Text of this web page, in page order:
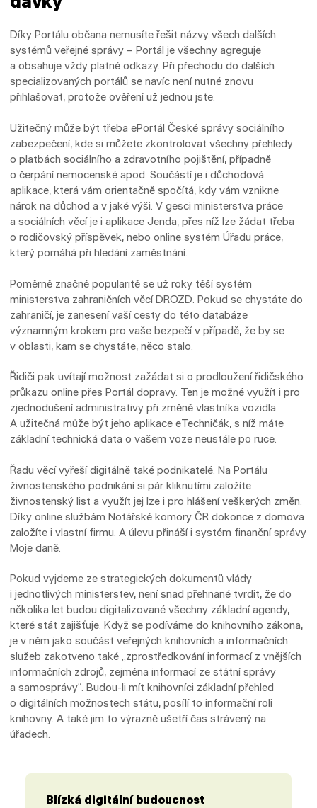
Díky Portálu občana nemusíte řešit názvy všech dalších
systémů veřejné správy – Portál je všechny agreguje
a obsahuje vždy platné odkazy. Při přechodu do dalších
specializovaných portálů se navíc není nutné znovu
přihlašovat, protože ověření už jednou jste.
Užitečný může být třeba ePortál České správy sociálního
zabezpečení, kde si můžete zkontrolovat všechny přehledy
o platbách sociálního a zdravotního pojištění, případně
o čerpání nemocenské apod. Součástí je i důchodová
aplikace, která vám orientačně spočítá, kdy vám vznikne
nárok na důchod a v jaké výši. V gesci ministerstva práce
a sociálních věcí je i aplikace Jenda, přes níž lze žádat třeba
o rodičovský příspěvek, nebo online systém Úřadu práce,
který pomáhá při hledání zaměstnání.
Poměrně značné popularitě se už roky těší systém
ministerstva zahraničních věcí DROZD. Pokud se chystáte do
zahraničí, je zanesení vaší cesty do této databáze
významným krokem pro vaše bezpečí v případě, že by se
v oblasti, kam se chystáte, něco stalo.
Řidiči pak uvítají možnost zažádat si o prodloužení řidičského
průkazu online přes Portál dopravy. Ten je možné využít i pro
zjednodušení administrativy při změně vlastníka vozidla.
A užitečná může být jeho aplikace eTechničák, s níž máte
základní technická data o vašem voze neustále po ruce.
Řadu věcí vyřeší digitálně také podnikatelé. Na Portálu
živnostenského podnikání si pár kliknutími založíte
živnostenský list a využít jej lze i pro hlášení veškerých změn.
Díky online službám Notářské komory ČR dokonce z domova
založíte i vlastní firmu. A úlevu přináší i systém finanční správy
Moje daně.
Pokud vyjdeme ze strategických dokumentů vlády
i jednotlivých ministerstev, není snad přehnané tvrdit, že do
několika let budou digitalizované všechny základní agendy,
které stát zajišťuje. Když se podíváme do knihovního zákona,
je v něm jako součást veřejných knihovních a informačních
služeb zakotveno také „zprostředkování informací z vnějších
informačních zdrojů, zejména informací ze státní správy
a samosprávy“. Budou-li mít knihovníci základní přehled
o digitálních možnostech státu, posílí to informační roli
knihovny. A také jim to výrazně ušetří čas strávený na
úřadech.
Blízká digitální budoucnost